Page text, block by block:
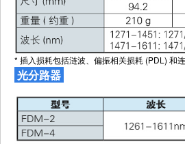
* 插入损耗包括涟波、偏振相关损耗 (PDL) 和
光分路器